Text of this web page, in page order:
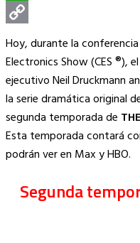
WhatsApp
Copy
Link
Hoy, durante la
Electronics Show (CES ®),
ejecutivo Neil Druckmann
la serie dramática original
segunda temporada de
Esta temporada contará
podrán ver en Max y HBO.
Segunda